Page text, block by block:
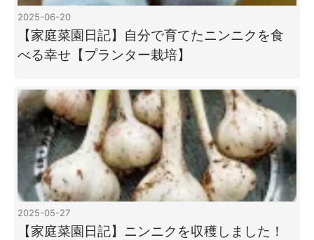
2025-06-20
【家庭菜園日記】自分で育てたニンニクを食
べる幸せ【プランター栽培】
2025-05-27
【家庭菜園日記】ニンニクを収穫しました！